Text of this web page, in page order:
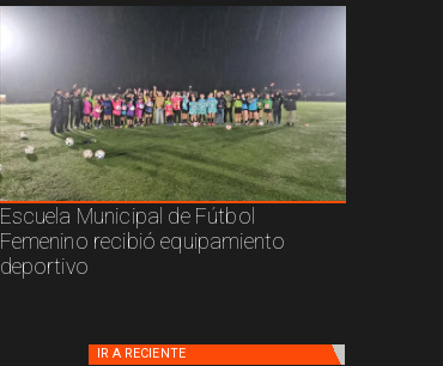
Escuela Municipal de Fútbol
Femenino recibió equipamiento
deportivo
IR A RECIENTE